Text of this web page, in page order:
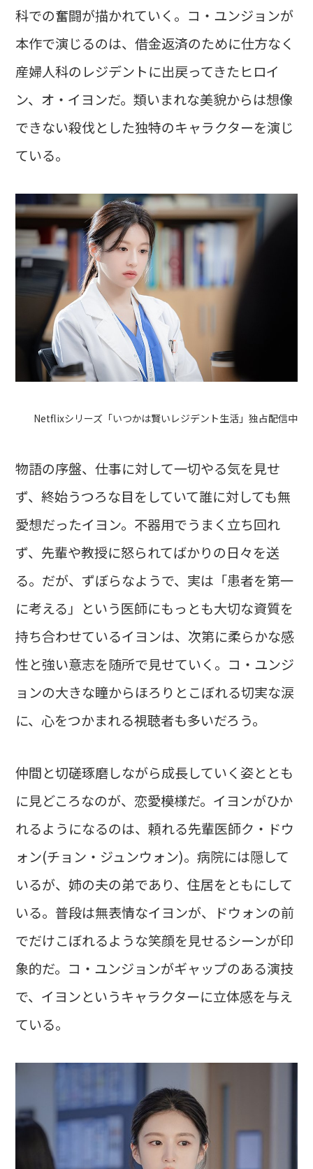
科での奮闘が描かれていく。コ・ユンジョンが
本作で演じるのは、借金返済のために仕方なく
産婦人科のレジデントに出戻ってきたヒロイ
ン、オ・イヨンだ。類いまれな美貌からは想像
できない殺伐とした独特のキャラクターを演じ
ている。
Netflixシリーズ「いつかは賢いレジデント生活」独占配信中
物語の序盤、仕事に対して一切やる気を見せ
ず、終始うつろな目をしていて誰に対しても無
愛想だったイヨン。不器用でうまく立ち回れ
ず、先輩や教授に怒られてばかりの日々を送
る。だが、ずぼらなようで、実は「患者を第一
に考える」という医師にもっとも大切な資質を
持ち合わせているイヨンは、次第に柔らかな感
性と強い意志を随所で見せていく。コ・ユンジ
ョンの大きな瞳からほろりとこぼれる切実な涙
に、心をつかまれる視聴者も多いだろう。
仲間と切磋琢磨しながら成長していく姿ととも
に見どころなのが、恋愛模様だ。イヨンがひか
れるようになるのは、頼れる先輩医師ク・ドウ
ォン(チョン・ジュンウォン)。病院には隠して
いるが、姉の夫の弟であり、住居をともにして
いる。普段は無表情なイヨンが、ドウォンの前
でだけこぼれるような笑顔を見せるシーンが印
象的だ。コ・ユンジョンがギャップのある演技
で、イヨンというキャラクターに立体感を与え
ている。